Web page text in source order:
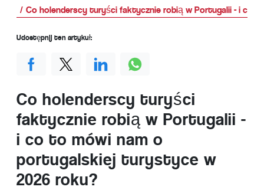
Co holenderscy turyści faktycznie robią w Portugalii - i co
Co holenderscy turyści
faktycznie robią w Portugalii -
i co to mówi nam o
portugalskiej turystyce w
2026 roku?
Udostępnij ten artykuł: